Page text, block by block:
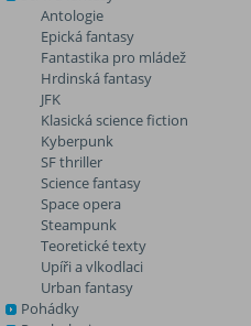
Antologie
Epická fantasy
Fantastika pro mládež
Hrdinská fantasy
JFK
Klasická science fiction
Kyberpunk
SF thriller
Science fantasy
Space opera
Steampunk
Teoretické texty
Upíři a vlkodlaci
Urban fantasy
Pohádky